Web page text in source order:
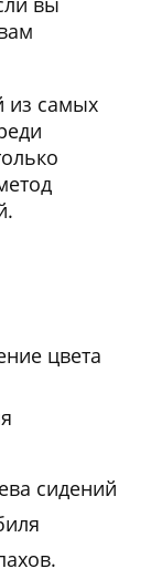
из самых
цвета
сидений